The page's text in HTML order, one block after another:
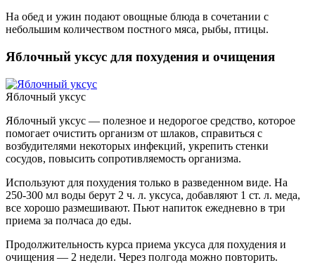
На обед и ужин подают овощные блюда в сочетании с
небольшим количеством постного мяса, рыбы, птицы.
Яблочный уксус для похудения и очищения
Яблочный уксус
Яблочный уксус — полезное и недорогое средство, которое
помогает очистить организм от шлаков, справиться с
возбудителями некоторых инфекций, укрепить стенки
сосудов, повысить сопротивляемость организма.
Используют для похудения только в разведенном виде. На
250-300 мл воды берут 2 ч. л. уксуса, добавляют 1 ст. л. меда,
все хорошо размешивают. Пьют напиток ежедневно в три
приема за полчаса до еды.
Продолжительность курса приема уксуса для похудения и
очищения — 2 недели. Через полгода можно повторить.